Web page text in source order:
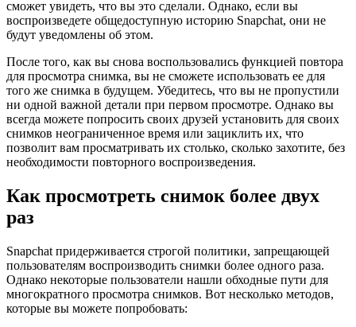
сможет увидеть, что вы это сделали. Однако, если вы
воспроизведете общедоступную историю Snapchat, они не
будут уведомлены об этом.
После того, как вы снова воспользовались функцией повтора
для просмотра снимка, вы не сможете использовать ее для
того же снимка в будущем. Убедитесь, что вы не пропустили
ни одной важной детали при первом просмотре. Однако вы
всегда можете попросить своих друзей установить для своих
снимков неограниченное время или зациклить их, что
позволит вам просматривать их столько, сколько захотите, без
необходимости повторного воспроизведения.
Как просмотреть снимок более двух
раз
Snapchat придерживается строгой политики, запрещающей
пользователям воспроизводить снимки более одного раза.
Однако некоторые пользователи нашли обходные пути для
многократного просмотра снимков. Вот несколько методов,
которые вы можете попробовать: